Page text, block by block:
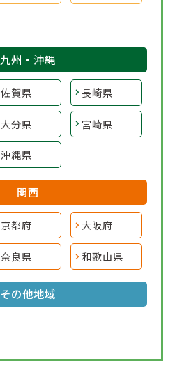
九州・沖縄
佐賀県 長崎県
大分県 宮崎県
沖縄県
関西
京都府 大阪府
奈良県 和歌山県
その他地域